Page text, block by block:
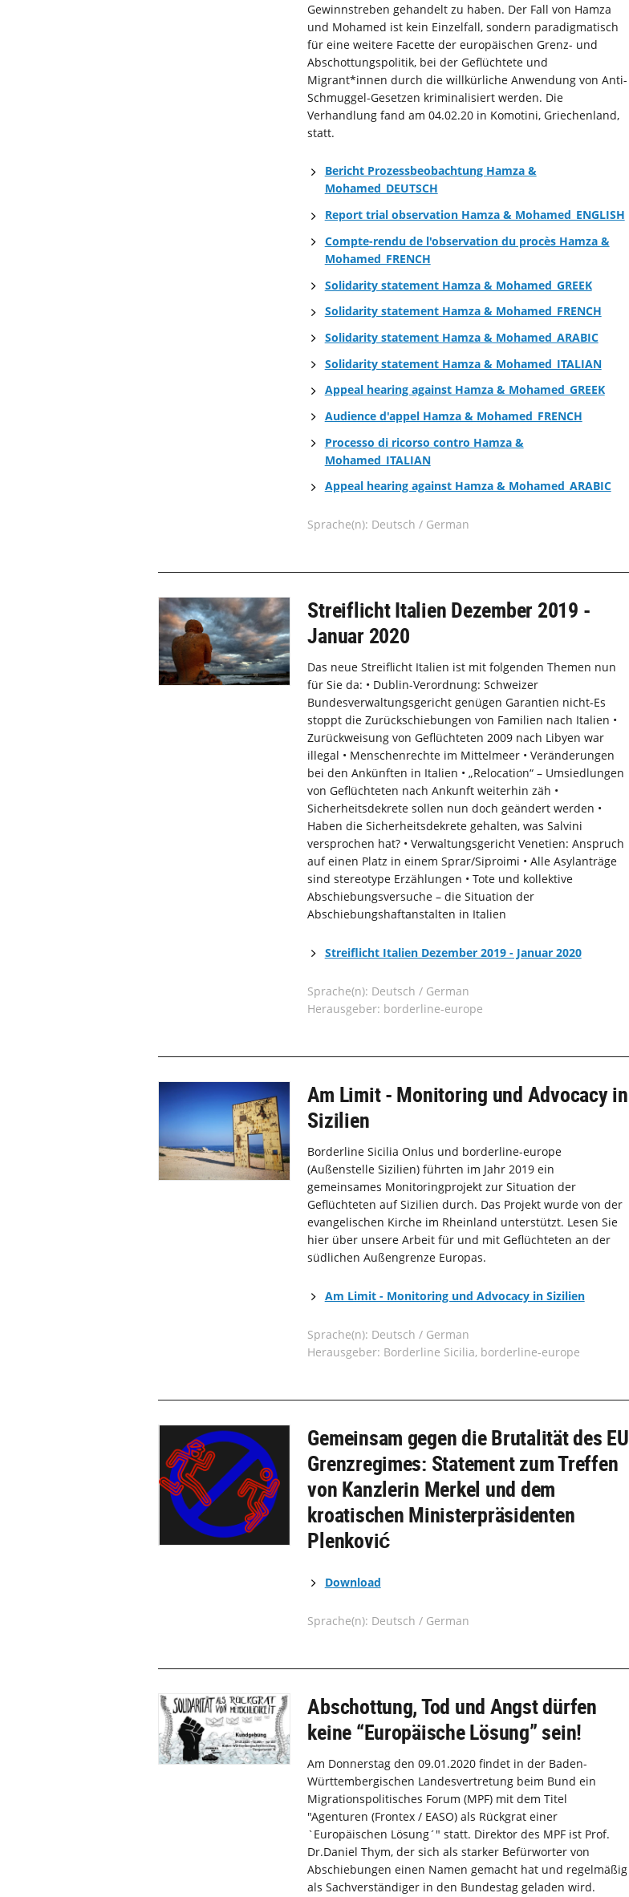
Gewinnstreben gehandelt zu haben. Der Fall von Hamza
und Mohamed ist kein Einzelfall, sondern paradigmatisch
für eine weitere Facette der europäischen Grenz- und
Abschottungspolitik, bei der Geflüchtete und
Migrant*innen durch die willkürliche Anwendung von Anti-
Schmuggel-Gesetzen kriminalisiert werden. Die
Verhandlung fand am 04.02.20 in Komotini, Griechenland,
statt.
Bericht Prozessbeobachtung Hamza &
Mohamed_DEUTSCH
Report trial observation Hamza & Mohamed_ENGLISH
Compte-rendu de l'observation du procès Hamza &
Mohamed_FRENCH
Solidarity statement Hamza & Mohamed_GREEK
Solidarity statement Hamza & Mohamed_FRENCH
Solidarity statement Hamza & Mohamed_ARABIC
Solidarity statement Hamza & Mohamed_ITALIAN
Appeal hearing against Hamza & Mohamed_GREEK
Audience d'appel Hamza & Mohamed_FRENCH
Processo di ricorso contro Hamza &
Mohamed_ITALIAN
Appeal hearing against Hamza & Mohamed_ARABIC
Sprache(n): Deutsch / German
Streiflicht Italien Dezember 2019 -
Januar 2020
Das neue Streiflicht Italien ist mit folgenden Themen nun
für Sie da: • Dublin-Verordnung: Schweizer
Bundesverwaltungsgericht genügen Garantien nicht-Es
stoppt die Zurückschiebungen von Familien nach Italien •
Zurückweisung von Geflüchteten 2009 nach Libyen war
illegal • Menschenrechte im Mittelmeer • Veränderungen
bei den Ankünften in Italien • „Relocation“ – Umsiedlungen
von Geflüchteten nach Ankunft weiterhin zäh •
Sicherheitsdekrete sollen nun doch geändert werden •
Haben die Sicherheitsdekrete gehalten, was Salvini
versprochen hat? • Verwaltungsgericht Venetien: Anspruch
auf einen Platz in einem Sprar/Siproimi • Alle Asylanträge
sind stereotype Erzählungen • Tote und kollektive
Abschiebungsversuche – die Situation der
Abschiebungshaftanstalten in Italien
Streiflicht Italien Dezember 2019 - Januar 2020
Sprache(n): Deutsch / German
Herausgeber: borderline-europe
Am Limit - Monitoring und Advocacy in
Sizilien
Borderline Sicilia Onlus und borderline-europe
(Außenstelle Sizilien) führten im Jahr 2019 ein
gemeinsames Monitoringprojekt zur Situation der
Geflüchteten auf Sizilien durch. Das Projekt wurde von der
evangelischen Kirche im Rheinland unterstützt. Lesen Sie
hier über unsere Arbeit für und mit Geflüchteten an der
südlichen Außengrenze Europas.
Am Limit - Monitoring und Advocacy in Sizilien
Sprache(n): Deutsch / German
Herausgeber: Borderline Sicilia, borderline-europe
Gemeinsam gegen die Brutalität des EU
Grenzregimes: Statement zum Treffen
von Kanzlerin Merkel und dem
kroatischen Ministerpräsidenten
Plenković
Download
Sprache(n): Deutsch / German
Abschottung, Tod und Angst dürfen
keine “Europäische Lösung” sein!
Am Donnerstag den 09.01.2020 findet in der Baden-
Württembergischen Landesvertretung beim Bund ein
Migrationspolitisches Forum (MPF) mit dem Titel
"Agenturen (Frontex / EASO) als Rückgrat einer
`Europäischen Lösung´" statt. Direktor des MPF ist Prof.
Dr.Daniel Thym, der sich als starker Befürworter von
Abschiebungen einen Namen gemacht hat und regelmäßig
als Sachverständiger in den Bundestag geladen wird.